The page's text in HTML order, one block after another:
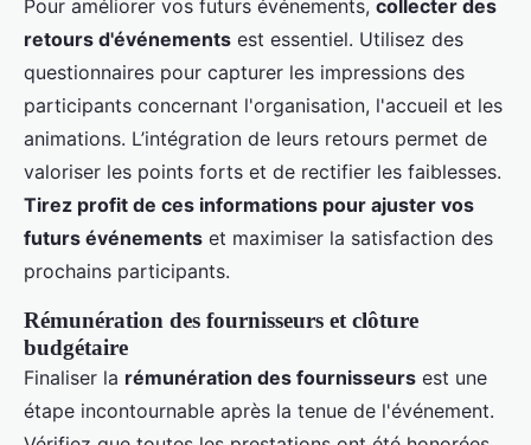
Pour améliorer vos futurs événements, collecter des
retours d'événements est essentiel. Utilisez des
questionnaires pour capturer les impressions des
participants concernant l'organisation, l'accueil et les
animations. L’intégration de leurs retours permet de
valoriser les points forts et de rectifier les faiblesses.
Tirez profit de ces informations pour ajuster vos
futurs événements et maximiser la satisfaction des
prochains participants.
Rémunération des fournisseurs et clôture
budgétaire
Finaliser la rémunération des fournisseurs est une
étape incontournable après la tenue de l'événement.